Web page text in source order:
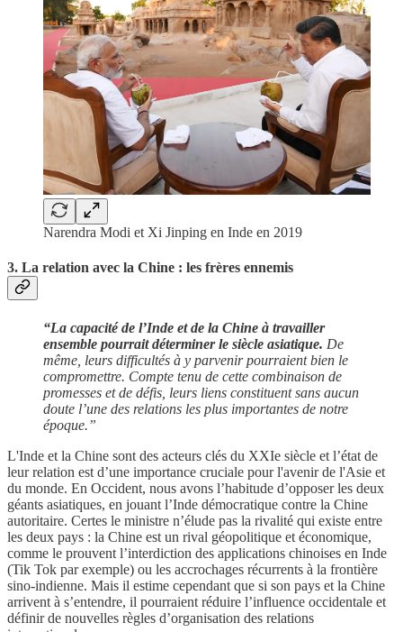
Narendra Modi et Xi Jinping en Inde en 2019
3. La relation avec la Chine : les frères ennemis
“La capacité de l’Inde et de la Chine à travailler
ensemble pourrait déterminer le siècle asiatique. De
même, leurs difficultés à y parvenir pourraient bien le
compromettre. Compte tenu de cette combinaison de
promesses et de défis, leurs liens constituent sans aucun
doute l’une des relations les plus importantes de notre
époque.”
L'Inde et la Chine sont des acteurs clés du XXIe siècle et l’état de
leur relation est d’une importance cruciale pour l'avenir de l'Asie et
du monde. En Occident, nous avons l’habitude d’opposer les deux
géants asiatiques, en jouant l’Inde démocratique contre la Chine
autoritaire. Certes le ministre n’élude pas la rivalité qui existe entre
les deux pays : la Chine est un rival géopolitique et économique,
comme le prouvent l’interdiction des applications chinoises en Inde
(Tik Tok par exemple) ou les accrochages récurrents à la frontière
sino-indienne. Mais il estime cependant que si son pays et la Chine
arrivent à s’entendre, il pourraient réduire l’influence occidentale et
définir de nouvelles règles d’organisation des relations